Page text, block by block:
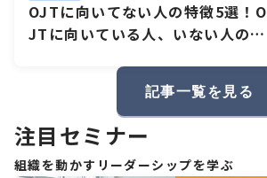
OJTに向いてない人の特徴5選！O
JTに向いている人、いない人の違
記事一覧を見る
注目セミナー
組織を動かすリーダーシップを学ぶ